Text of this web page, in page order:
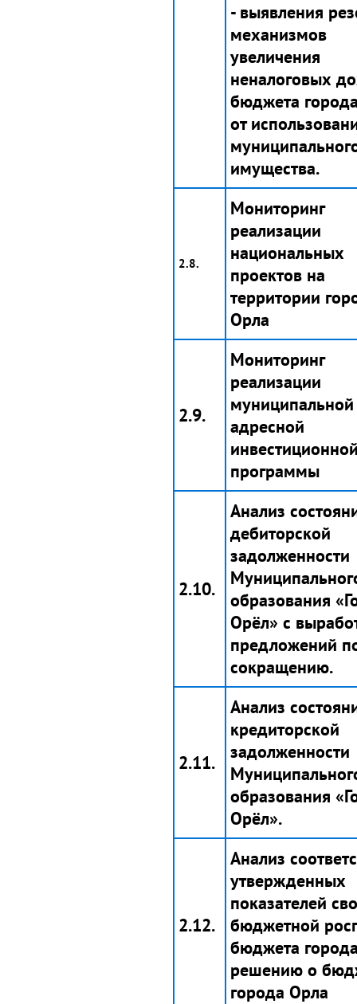
- выявления
механизмов
увеличения
неналоговых
бюджета
от
имущества.
2.8.
Мониторинг
реализации
национальных
проектов на
территории
Орла
2.9.
Мониторинг
реализации
муниципальной
адресной
программы
2.10.
Анализ
дебиторской
задолженности
образования
Орёл» с
предложений
сокращению.
2.11.
Анализ
кредиторской
задолженности
образования
Орёл».
2.12.
Анализ
утвержденных
показателей
бюджетной
бюджета
решению о
города Орла